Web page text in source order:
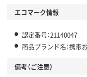
エコマーク情報
認定番号：21140047
商品ブランド名：携帯
備考（ご注意）